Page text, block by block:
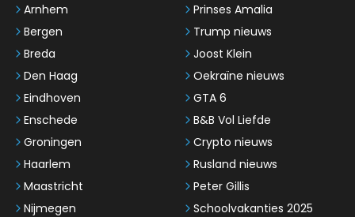
Arnhem
Bergen
Breda
Den Haag
Eindhoven
Enschede
Groningen
Haarlem
Maastricht
Nijmegen
Prinses Amalia
Trump nieuws
Joost Klein
Oekraïne nieuws
GTA 6
B&B Vol Liefde
Crypto nieuws
Rusland nieuws
Peter Gillis
Schoolvakanties 2025